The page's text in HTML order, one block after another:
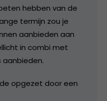
hebben van de
termijn zou je
aanbieden aan
in combi met
opgezet door een